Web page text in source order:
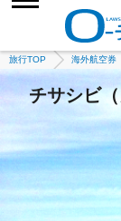
旅行TOP 海外航空券
チサシビ